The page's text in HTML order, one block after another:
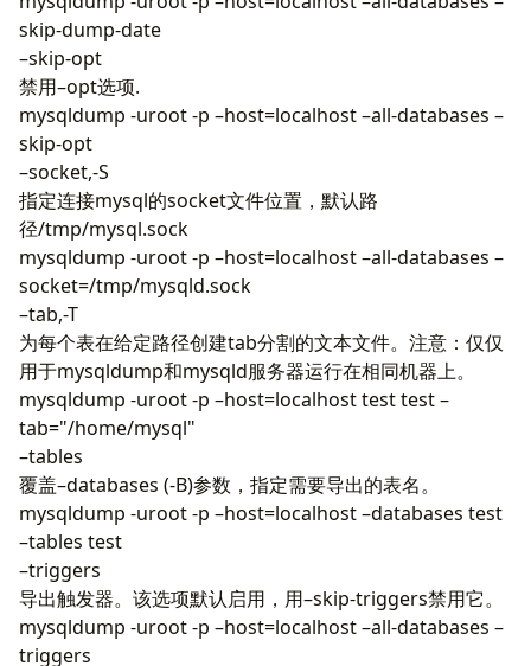
skip-dump-date
–skip-opt
禁用–opt选项.
mysqldump -uroot -p –host=localhost –all-databases –
skip-opt
–socket,-S
指定连接mysql的socket文件位置，默认路
径/tmp/mysql.sock
mysqldump -uroot -p –host=localhost –all-databases –
socket=/tmp/mysqld.sock
–tab,-T
为每个表在给定路径创建tab分割的文本文件。注意：仅仅
用于mysqldump和mysqld服务器运行在相同机器上。
mysqldump -uroot -p –host=localhost test test –
tab="/home/mysql"
–tables
覆盖–databases (-B)参数，指定需要导出的表名。
mysqldump -uroot -p –host=localhost –databases test
–tables test
–triggers
导出触发器。该选项默认启用，用–skip-triggers禁用它。
mysqldump -uroot -p –host=localhost –all-databases –
triggers